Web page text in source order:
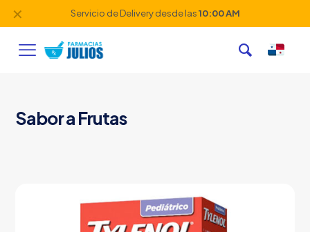
Servicio de Delivery desde las10:00 AM
✕
Sabor a Frutas